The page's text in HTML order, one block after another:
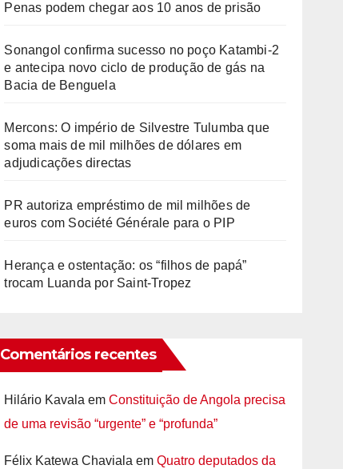
Penas podem chegar aos 10 anos de prisão
Sonangol confirma sucesso no poço Katambi-2
e antecipa novo ciclo de produção de gás na
Bacia de Benguela
Mercons: O império de Silvestre Tulumba que
soma mais de mil milhões de dólares em
adjudicações directas
PR autoriza empréstimo de mil milhões de
euros com Société Générale para o PIP
Herança e ostentação: os “filhos de papá”
trocam Luanda por Saint-Tropez
Comentários recentes
Hilário Kavala emConstituição de Angola precisa
de uma revisão “urgente” e “profunda”
Félix Katewa Chaviala emQuatro deputados da